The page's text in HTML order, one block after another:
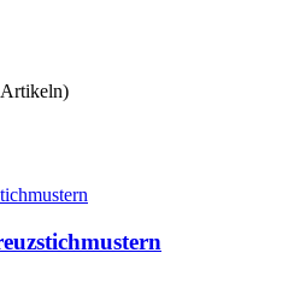
Artikeln)